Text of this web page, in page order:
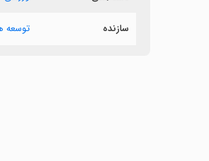
سازنده توسعه